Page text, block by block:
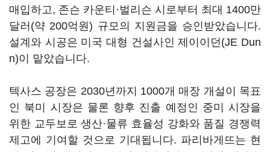
매입하고, 존슨 카운티·벌리슨 시로부터 최대 1400만
달러(약 200억원) 규모의 지원금을 승인받았습니다.
설계와 시공은 미국 대형 건설사인 제이이던(JE Dun
n)이 맡았습니다.
텍사스 공장은 2030년까지 1000개 매장 개설이 목표
인 북미 시장은 물론 향후 진출 예정인 중미 시장을
위한 교두보로 생산·물류 효율성 강화와 품질 경쟁력
제고에 기여할 것으로 기대됩니다. 파리바게뜨는 현